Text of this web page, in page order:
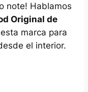
note! Hablamos
Original de
marca para
el interior.